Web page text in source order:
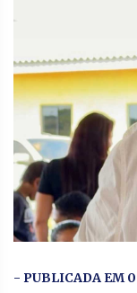
- PUBLICADA EM